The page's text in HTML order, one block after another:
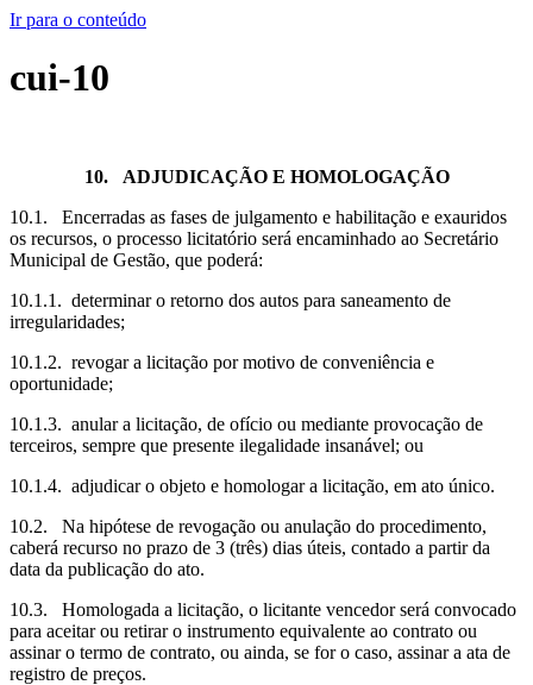
Ir para o conteúdo
cui-10
10. ADJUDICAÇÃO E HOMOLOGAÇÃO
10.1. Encerradas as fases de julgamento e habilitação e exauridos
os recursos, o processo licitatório será encaminhado ao Secretário
Municipal de Gestão, que poderá:
10.1.1. determinar o retorno dos autos para saneamento de
irregularidades;
10.1.2. revogar a licitação por motivo de conveniência e
oportunidade;
10.1.3. anular a licitação, de ofício ou mediante provocação de
terceiros, sempre que presente ilegalidade insanável; ou
10.1.4. adjudicar o objeto e homologar a licitação, em ato único.
10.2. Na hipótese de revogação ou anulação do procedimento,
caberá recurso no prazo de 3 (três) dias úteis, contado a partir da
data da publicação do ato.
10.3. Homologada a licitação, o licitante vencedor será convocado
para aceitar ou retirar o instrumento equivalente ao contrato ou
assinar o termo de contrato, ou ainda, se for o caso, assinar a ata de
registro de preços.